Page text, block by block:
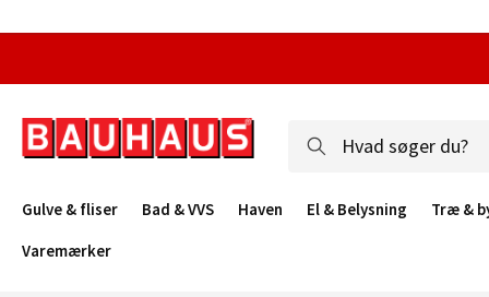
Gulve & fliser Bad & VVS Haven El & Belysning
Træ &
Varemærker